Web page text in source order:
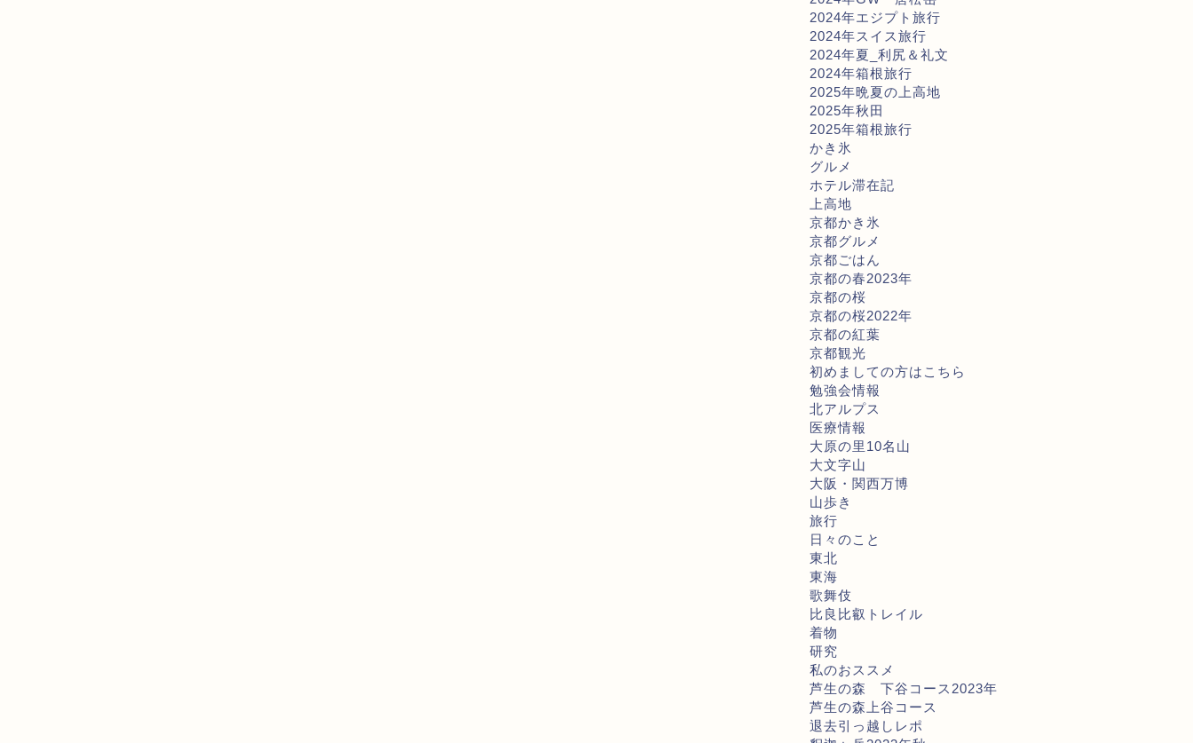
2024年エジプト旅行
2024年スイス旅行
2024年夏_利尻＆礼文
2024年箱根旅行
2025年晩夏の上高地
2025年秋田
2025年箱根旅行
かき氷
グルメ
ホテル滞在記
上高地
京都かき氷
京都グルメ
京都ごはん
京都の春2023年
京都の桜
京都の桜2022年
京都の紅葉
京都観光
初めましての方はこちら
勉強会情報
北アルプス
医療情報
大原の里10名山
大文字山
大阪・関西万博
山歩き
旅行
日々のこと
東北
東海
歌舞伎
比良比叡トレイル
着物
研究
私のおススメ
芦生の森 下谷コース2023年
芦生の森上谷コース
退去引っ越しレポ